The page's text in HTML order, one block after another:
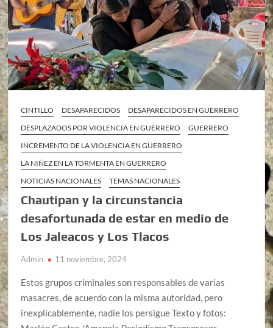
CINTILLO DESAPARECIDOS
DESAPARECIDOS EN GUERRERO
DESPLAZADOS POR VIOLENCIA EN GUERRERO
GUERRERO
INCREMENTO DE LA VIOLENCIA EN GUERRERO
LA NIÑEZ EN LA TORMENTA EN GUERRERO
NOTICIAS NACIONALES
TEMAS NACIONALES
Chautipan y la circunstancia
desafortunada de estar en medio de
Los Jaleacos y Los Tlacos
Admin 11 noviembre, 2024
Estos grupos criminales son responsables de varias
masacres, de acuerdo con la misma autoridad, pero
inexplicablemente, nadie los persigue Texto y fotos: